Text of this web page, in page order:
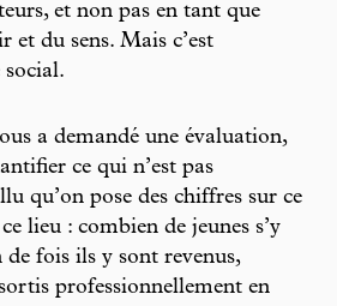
et non pas en tant que
et du sens. Mais c’est
social.
a demandé une évaluation,
ce qui n’est pas
qu’on pose des chiffres sur ce
lieu : combien de jeunes s’y
fois ils y sont revenus,
professionnellement en